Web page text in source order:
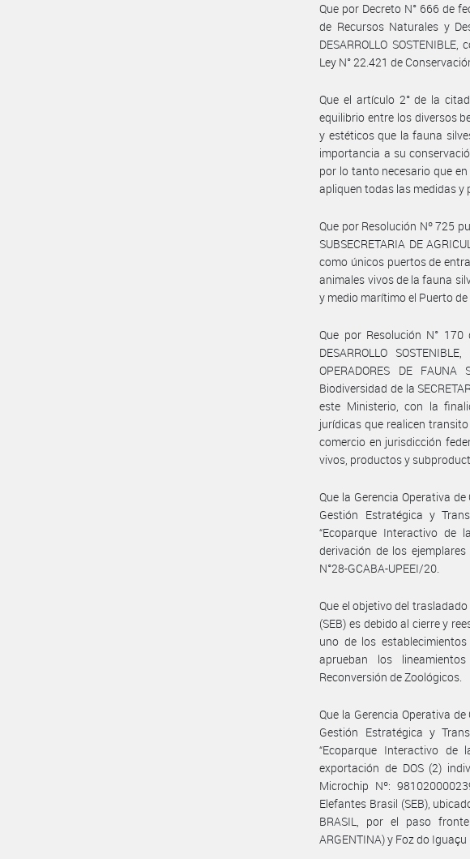
Que por Decreto N° 666 de
de Recursos Naturales y
DESARROLLO
Ley N° 22.421 de
Que el artículo 2° de la
equilibrio entre los diversos
y estéticos que la fauna
importancia a su
por lo tanto necesario que
apliquen todas las medidas y
Que por Resolución Nº 725
SUBSECRETARIA DE
como únicos puertos de
animales vivos de la fauna
y medio marítimo el Puerto de
Que por Resolución N° 170
DESARROLLO
OPERADORES DE
Biodiversidad de la
este Ministerio, con la
jurídicas que realicen
comercio en jurisdicción
vivos, productos y
Que la Gerencia Operativa
Gestión Estratégica y
“Ecoparque Interactivo de
derivación de los
N°28-GCABA-UPEEI/20.
Que el objetivo del
(SEB) es debido al cierre y
uno de los
aprueban los
Reconversión de Zoológicos.
Que la Gerencia Operativa
Gestión Estratégica y
“Ecoparque Interactivo de
exportación de DOS (2)
Microchip Nº:
Elefantes Brasil (SEB),
BRASIL, por el paso
ARGENTINA) y Foz do Iguaçu